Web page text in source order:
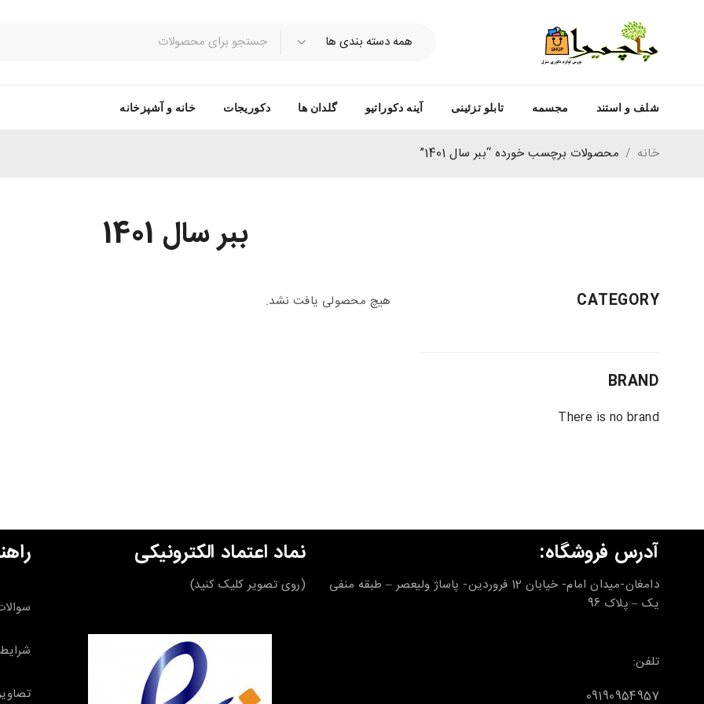
شلف و استند مجسمه تابلو تزئینی آینه دکوراتیو گلدان ها دکوریجات خانه و آشپزخانه
ببر سال 1401
خانه / محصولات برچسب خورده “ببر سال 1401”
CATEGORY
BRAND
There is no brand
هیچ محصولی یافت نشد.
آدرس فروشگاه:
دامغان-میدان امام- خیابان 12 فروردین- پاساژ ولیعصر – طبقه منفی
یک – پلاک 96
تلفن:
09190954957
نماد اعتماد الکترونیکی
(روی تصویر کلیک کنید)